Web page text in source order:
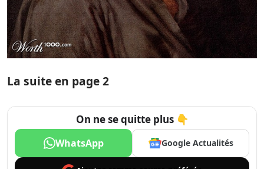
La suite en page 2
On ne se quitte plus 👇
WhatsApp Google Actualités